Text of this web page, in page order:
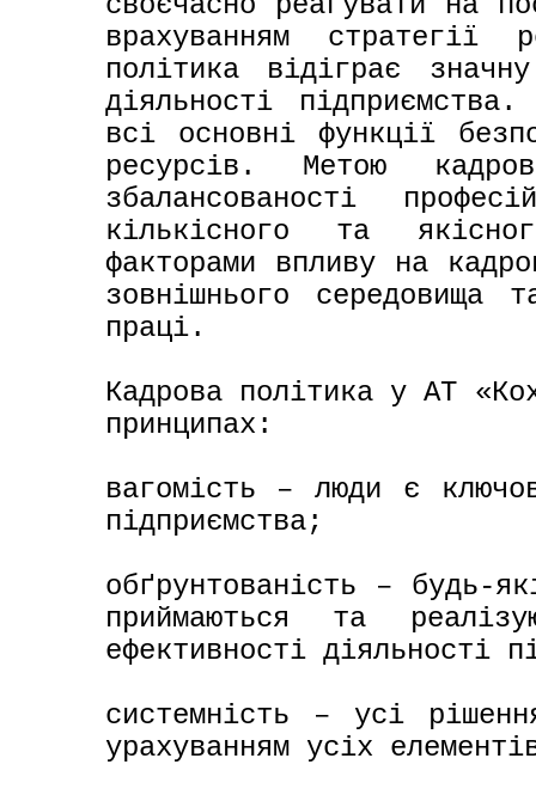
врахуванням стратегії
політика відіграє
діяльності
всі основні функції
ресурсів. Метою
збалансованості
кількісного та
факторами впливу на
зовнішнього
праці.
Кадрова політика у АТ
принципах:
вагомість – люди є
підприємства;
обґрунтованість – будь-
приймаються та
ефективності діяльності
системність – усі
урахуванням усіх